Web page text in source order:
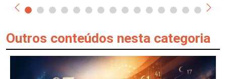
Outros conteúdos nesta categoria